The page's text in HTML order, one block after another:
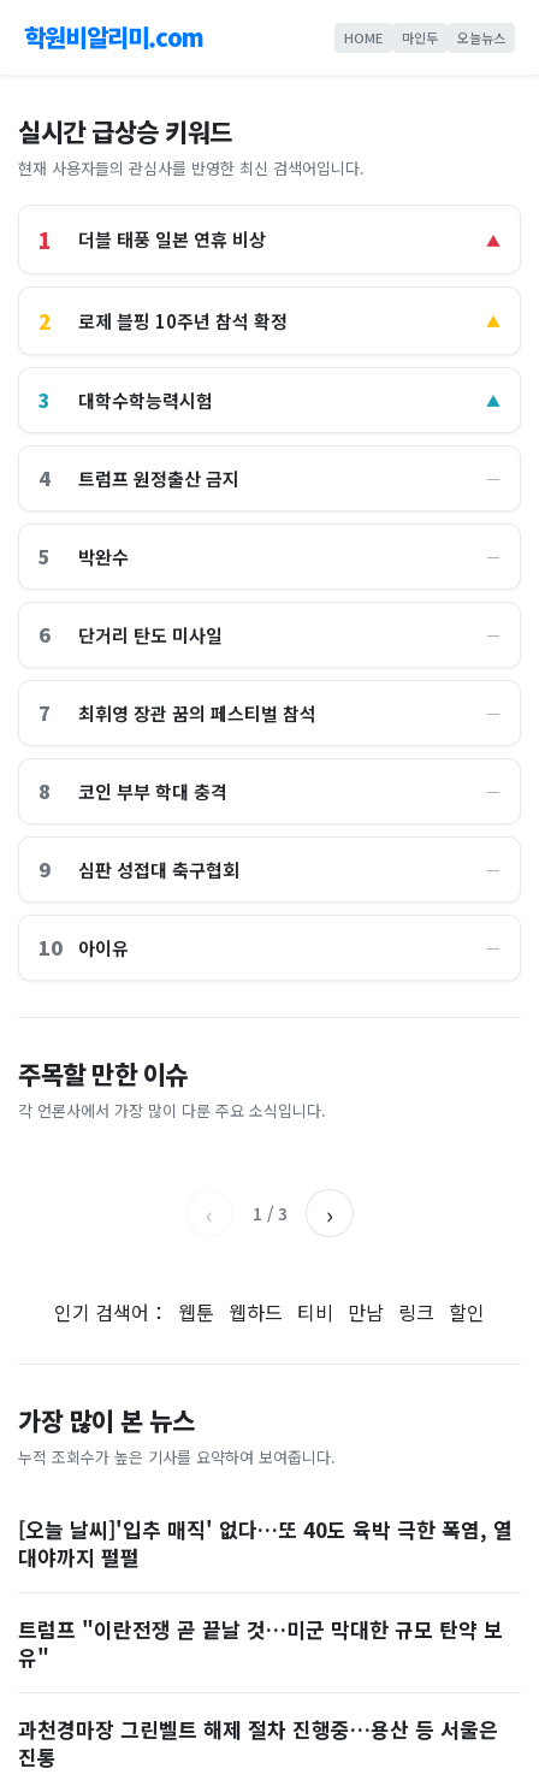
학원비알리미.com HOME 마인두 오늘뉴스
실시간 급상승 키워드
현재 사용자들의 관심사를 반영한 최신 검색어입니다.
1 더블 태풍 일본 연휴 비상 ▲
2 로제 블핑 10주년 참석 확정 ▲
3 대학수학능력시험 ▲
4 트럼프 원정출산 금지 ―
5 박완수 ―
6 단거리 탄도 미사일 ―
7 최휘영 장관 꿈의 페스티벌 참석 ―
8 코인 부부 학대 충격 ―
9 심판 성접대 축구협회 ―
10 아이유 ―
주목할 만한 이슈
각 언론사에서 가장 많이 다룬 주요 소식입니다.
이 대통령 사관학교 통합 발언
에…“서울대 법대·충암고도
없애나”
채널A
라 출렁이는 日증시
아시아경제
총리 영상에 "대체 뭐냐" 발
칵‥日 배우도 "미친 짓"
실체, 은밀하게…[중국나라]
‹ 1 / 3 ›
인기 검색어： 웹툰 웹하드 티비 만남 링크 할인
가장 많이 본 뉴스
누적 조회수가 높은 기사를 요약하여 보여줍니다.
[오늘 날씨]'입추 매직' 없다…또 40도 육박 극한 폭염, 열
대야까지 펄펄
트럼프 "이란전쟁 곧 끝날 것…미군 막대한 규모 탄약 보
유"
과천경마장 그린벨트 해제 절차 진행중…용산 등 서울은
진통